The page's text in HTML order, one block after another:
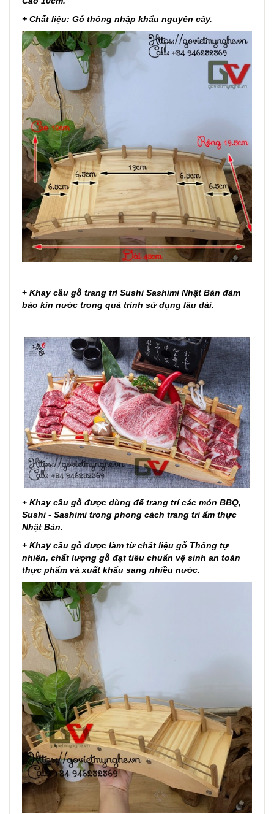
+ Chất liệu: Gỗ thông nhập khẩu nguyên cây.
+ Khay cầu gỗ trang trí Sushi Sashimi Nhật Bản đảm
bảo kín nước trong quá trình sử dụng lâu dài.
+ Khay cầu gỗ được dùng để trang trí các món BBQ,
Sushi - Sashimi trong phong cách trang trí ẩm thực
Nhật Bản.
+ Khay cầu gỗ được làm từ chất liệu gỗ Thông tự
nhiên, chất lượng gỗ đạt tiêu chuẩn vệ sinh an toàn
thực phẩm và xuất khẩu sang nhiều nước.